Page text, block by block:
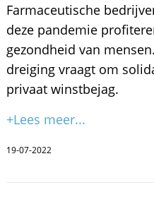
Farmaceutische
deze pandemie
gezondheid van
dreiging vraagt om
privaat winstbejag.
+Lees meer...
19-07-2022